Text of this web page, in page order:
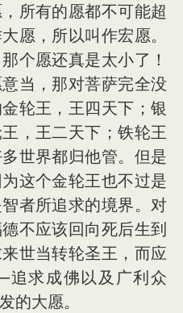
所有的愿都不可能超
愿，所以叫作宏愿。
个愿还真是太小了！
当，那对菩萨完全没
轮王，王四天下；银
，王二天下；铁轮王
世界都归他管。但是
这个金轮王也不过是
者所追求的境界。对
不应该回向死后生到
世当转轮圣王，而应
求成佛以及广利众
的大愿。